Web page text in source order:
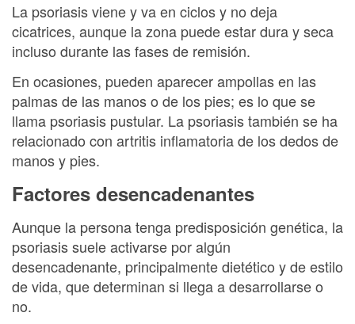
La psoriasis viene y va en ciclos y no deja
cicatrices, aunque la zona puede estar dura y seca
incluso durante las fases de remisión.
En ocasiones, pueden aparecer ampollas en las
palmas de las manos o de los pies; es lo que se
llama psoriasis pustular. La psoriasis también se ha
relacionado con artritis inflamatoria de los dedos de
manos y pies.
Factores desencadenantes
Aunque la persona tenga predisposición genética, la
psoriasis suele activarse por algún
desencadenante, principalmente dietético y de estilo
de vida, que determinan si llega a desarrollarse o
no.